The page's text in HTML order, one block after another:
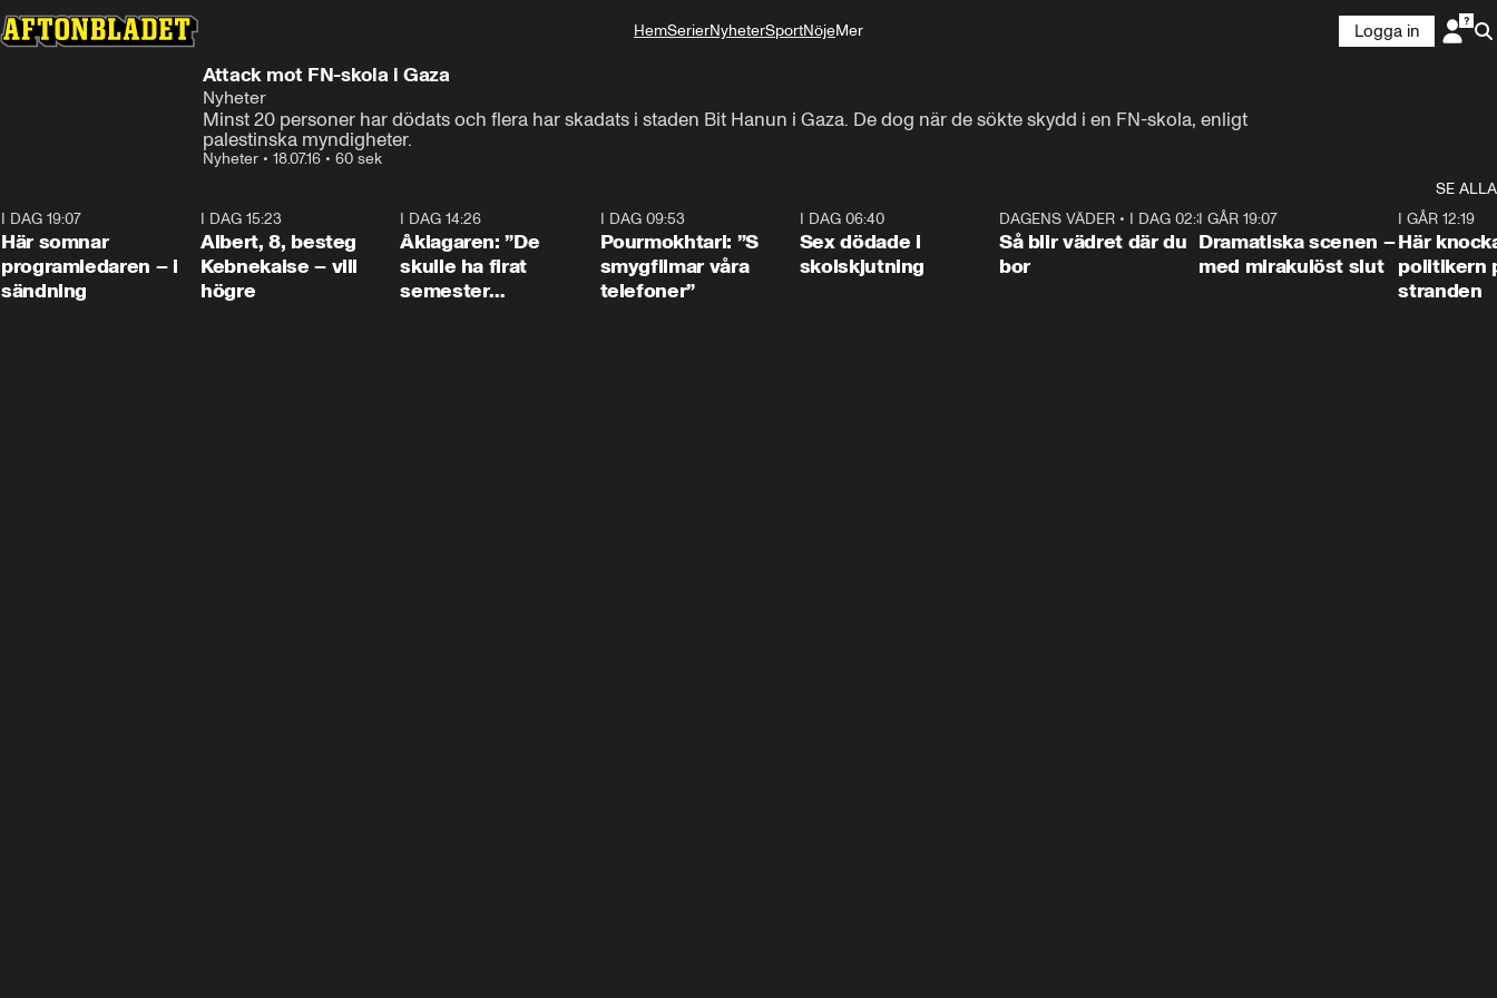
HemSerierNyheterSportNöjeMer
Logga in
Attack mot FN-skola i Gaza
Nyheter
Minst 20 personer har dödats och flera har skadats i staden Bit Hanun i Gaza. De dog när de sökte skydd i en FN-skola, enligt
palestinska myndigheter.
Nyheter • 18.07.16 • 60 sek
SE ALLA
I DAG 19:07
Här somnar
programledaren – i
sändning
I DAG 15:23
Albert, 8, besteg
Kebnekaise – vill
högre
I DAG 14:26
Åklagaren: ”De
skulle ha firat
semester
I DAG 09:53
Pourmokhtari: ”S
smygfilmar våra
telefoner”
I DAG 06:40
Sex dödade i
skolskjutning
1:06
DAGENS VÄDER• I DAG 02:30
Så blir vädret där du
bor
I GÅR 19:07
Dramatiska scenen –
med mirakulöst slut
I GÅR 12:19
Här
politikern
stranden